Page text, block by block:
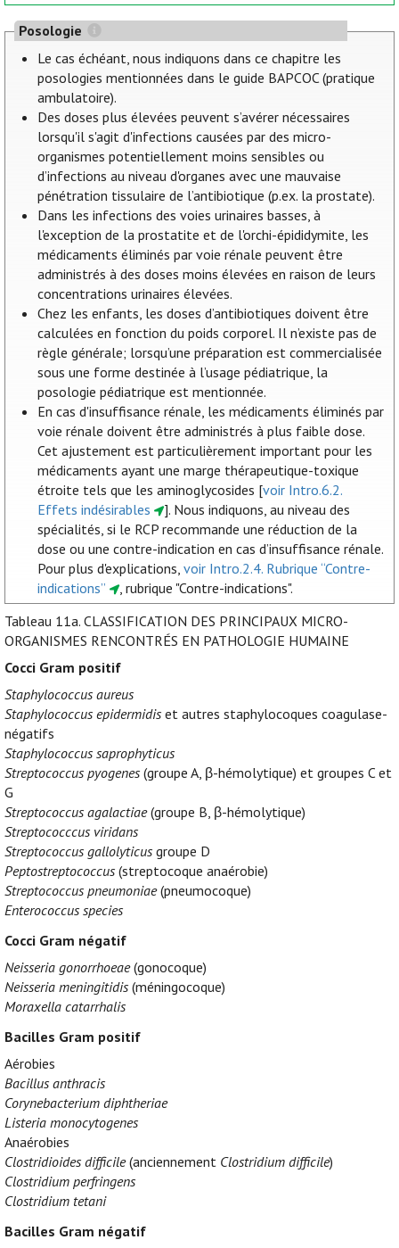
Posologie
Le cas échéant, nous indiquons dans ce chapitre les
posologies mentionnées dans le guide BAPCOC (pratique
ambulatoire).
Des doses plus élevées peuvent s’avérer nécessaires
lorsqu'il s'agit d'infections causées par des micro-
organismes potentiellement moins sensibles ou
d’infections au niveau d'organes avec une mauvaise
pénétration tissulaire de l’antibiotique (p.ex. la prostate).
Dans les infections des voies urinaires basses, à
l'exception de la prostatite et de l'orchi-épididymite, les
médicaments éliminés par voie rénale peuvent être
administrés à des doses moins élevées en raison de leurs
concentrations urinaires élevées.
Chez les enfants, les doses d’antibiotiques doivent être
calculées en fonction du poids corporel. Il n’existe pas de
règle générale; lorsqu’une préparation est commercialisée
sous une forme destinée à l’usage pédiatrique, la
posologie pédiatrique est mentionnée.
En cas d'insuffisance rénale, les médicaments éliminés par
voie rénale doivent être administrés à plus faible dose.
Cet ajustement est particulièrement important pour les
médicaments ayant une marge thérapeutique-toxique
étroite tels que les aminoglycosides [voir Intro.6.2.
Effets indésirables
]. Nous indiquons, au niveau des
spécialités, si le RCP recommande une réduction de la
dose ou une contre-indication en cas d’insuffisance rénale.
Pour plus d'explications,voir Intro.2.4. Rubrique “Contre-
indications”
, rubrique "Contre-indications".
Tableau 11a. CLASSIFICATION DES PRINCIPAUX MICRO-
ORGANISMES RENCONTRÉS EN PATHOLOGIE HUMAINE
Cocci Gram positif
Staphylococcus aureus
Staphylococcus epidermidis et autres staphylocoques coagulase-
négatifs
Staphylococcus saprophyticus
Streptococcus pyogenes (groupe A, β-hémolytique) et groupes C et
G
Streptococcus agalactiae(groupe B, β-hémolytique)
Streptococccus viridans
Streptococcus gallolyticus groupe D
Peptostreptococcus (streptocoque anaérobie)
Streptococcus pneumoniae(pneumocoque)
Enterococcus species
Cocci Gram négatif
Neisseria gonorrhoeae(gonocoque)
Neisseria meningitidis (méningocoque)
Moraxella catarrhalis
Bacilles Gram positif
Aérobies
Bacillus anthracis
Corynebacterium diphtheriae
Listeria monocytogenes
Anaérobies
Clostridioides difficile(anciennement Clostridium difficile)
Clostridium perfringens
Clostridium tetani
Bacilles Gram négatif